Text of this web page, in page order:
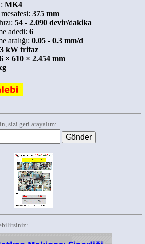
MK4
375 mm
54 - 2.090 devir/dakika
adedi: 6
aralığı: 0.05 - 0.3 mm/d
3 kW trifaz
× 610 × 2.454 mm
sizi geri arayalım: